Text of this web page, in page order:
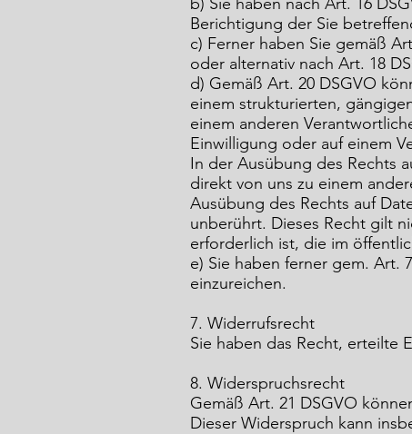
Berichtigung der Sie
c) Ferner haben Sie gemäß
oder alternativ nach Art. 18
d) Gemäß Art. 20 DSGVO
einem strukturierten,
einem anderen
Einwilligung oder auf einem
In der Ausübung des Rechts
direkt von uns zu einem
Ausübung des Rechts auf
unberührt. Dieses Recht gilt
erforderlich ist, die im
e) Sie haben ferner gem. Art.
einzureichen.
7. Widerrufsrecht
Sie haben das Recht, erteilte
8. Widerspruchsrecht
Gemäß Art. 21 DSGVO
Dieser Widerspruch kann